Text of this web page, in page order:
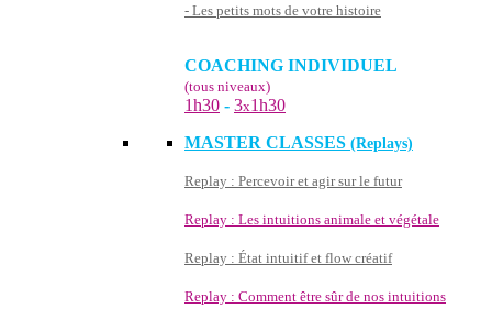
- Les petits mots de votre histoire
COACHING INDIVIDUEL
(tous niveaux)
1h30 - 3x1h30
MASTER CLASSES (Replays)
Replay : Percevoir et agir sur le futur
Replay : Les intuitions animale et végétale
Replay : État intuitif et flow créatif
Replay : Comment être sûr de nos intuitions